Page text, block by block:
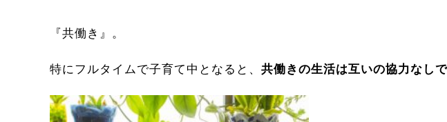
『共働き』。
特にフルタイムで子育て中となると、 共働きの生活は互いの協力なし